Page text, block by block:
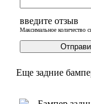
введите отзыв
Максимальное количество
Еще задние